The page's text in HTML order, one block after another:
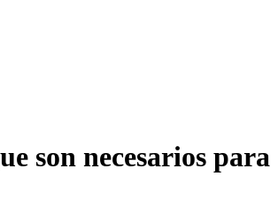
son necesarios para